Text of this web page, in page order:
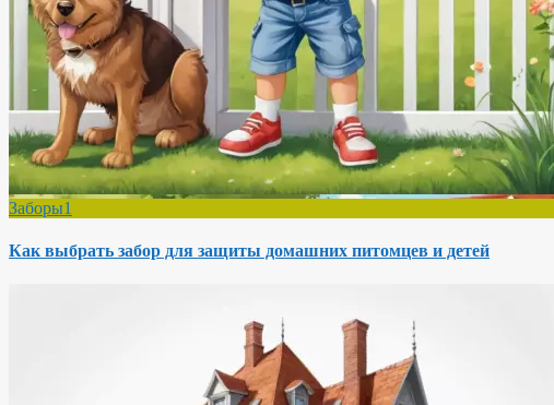
Заборы1
Как выбрать забор для защиты домашних питомцев и детей